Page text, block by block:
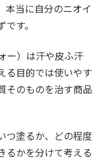
本当に自分のニオイ
す。
ー）は汗や皮ふ汗
る目的では使いやす
そのものを治す商品
つ塗るか、どの程度
るかを分けて考える